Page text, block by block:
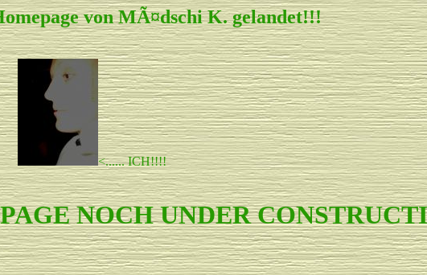
von MÃ¤dschi K. gelandet!!!
<...... ICH!!!!
NOCH UNDER